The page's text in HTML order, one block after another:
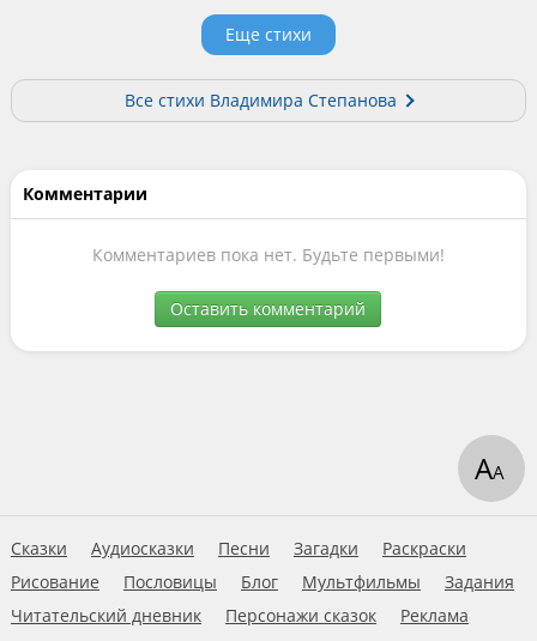
Еще стихи
Все стихи Владимира Степанова
Комментарии
Комментариев пока нет. Будьте первыми!
Оставить комментарий
Сказки Аудиосказки Песни Загадки
Раскраски
Рисование
Пословицы Блог Мультфильмы
Задания
Читательский дневник
Персонажи сказок
Реклама
АА